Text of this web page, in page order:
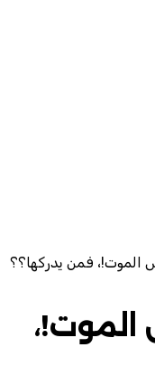
الموت!، فمن يدركها؟؟